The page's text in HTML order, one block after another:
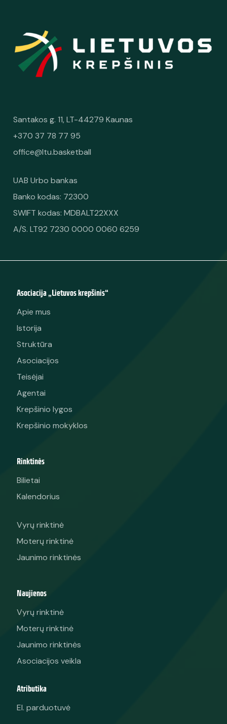
Santakos g. 11, LT-44279 Kaunas
+370 37 78 77 95
office@ltu.basketball
UAB Urbo bankas
Banko kodas: 72300
SWIFT kodas: MDBALT22XXX
A/S. LT92 7230 0000 0060 6259
Asociacija „Lietuvos krepšinis“
Apie mus
Istorija
Struktūra
Asociacijos
Teisėjai
Agentai
Krepšinio lygos
Krepšinio mokyklos
Rinktinės
Bilietai
Kalendorius
Vyrų rinktinė
Moterų rinktinė
Jaunimo rinktinės
Naujienos
Vyrų rinktinė
Moterų rinktinė
Jaunimo rinktinės
Asociacijos veikla
Atributika
El. parduotuvė